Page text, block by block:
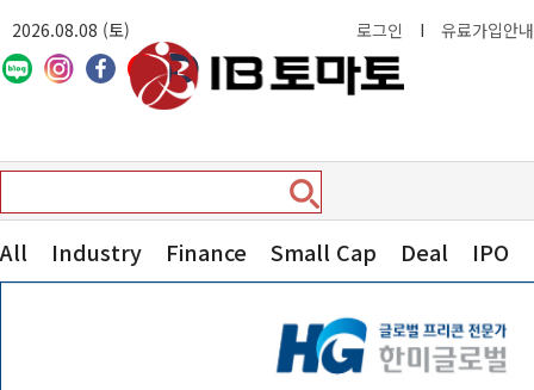
2026.08.08 (토) 로그인 I 유료가입안내
All Industry Finance Small Cap Deal IPO